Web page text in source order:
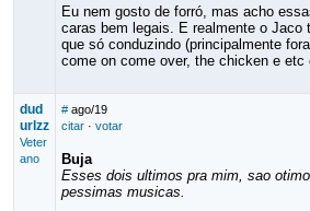
Eu nem gosto de forró, mas acho
caras bem legais. E realmente o Jaco
que só conduzindo (principalmente
come on come over, the chicken e etc
dud
urlzz
Veter
ano
# ago/19
citar· votar
Buja
Esses dois ultimos pra mim, sao
pessimas musicas.